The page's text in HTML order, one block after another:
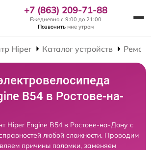
+7 (863) 209-71-88
Ежедневно с 9:00 до 21:00
Позвонить мне утром
Hiper Каталог устройств
B54 в Ростове-на-
Hiper Engine B54 в Ростове-на-Дону с
любой сложности. Проводим
причины поломки, заменяем